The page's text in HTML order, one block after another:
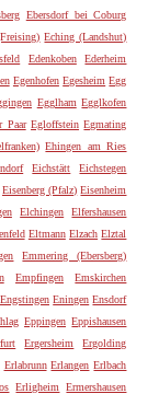
Ebersdorf bei Coburg
Eching (Landshut)
Edenkoben
Ederheim
Egenhofen Egesheim Egg
Egglham Egglkofen
Paar Egloffstein Egmating
Ehingen am Ries
Eichstätt
Eichstegen
Eisenberg (Pfalz) Eisenheim
Elchingen
Elfershausen
Eltmann Elzach Elztal
Emmering (Ebersberg)
Empfingen
Emskirchen
Engstingen Eningen Ensdorf
Eppingen Eppishausen
Ergersheim
Ergolding
Erlabrunn Erlangen Erlbach
Erligheim
Ermershausen